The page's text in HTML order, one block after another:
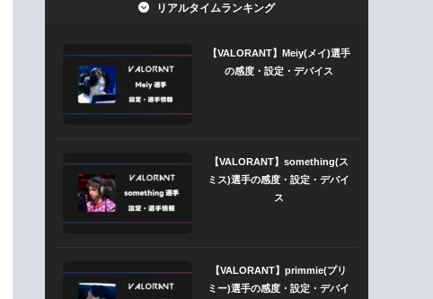
リアルタイムランキング
【VALORANT】Meiy(メイ)選手
の感度・設定・デバイス
【VALORANT】something(ス
ミス)選手の感度・設定・デバイ
ス
【VALORANT】primmie(プリ
ミー)選手の感度・設定・デバイ